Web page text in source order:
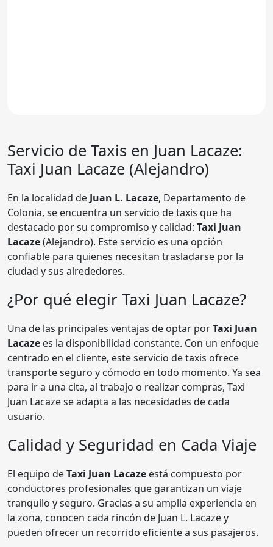
Servicio de Taxis en Juan Lacaze:
Taxi Juan Lacaze (Alejandro)
En la localidad de Juan L. Lacaze, Departamento de
Colonia, se encuentra un servicio de taxis que ha
destacado por su compromiso y calidad: Taxi Juan
Lacaze(Alejandro). Este servicio es una opción
confiable para quienes necesitan trasladarse por la
ciudad y sus alrededores.
¿Por qué elegir Taxi Juan Lacaze?
Una de las principales ventajas de optar porTaxi Juan
Lacaze es la disponibilidad constante. Con un enfoque
centrado en el cliente, este servicio de taxis ofrece
transporte seguro y cómodo en todo momento. Ya sea
para ir a una cita, al trabajo o realizar compras, Taxi
Juan Lacaze se adapta a las necesidades de cada
usuario.
Calidad y Seguridad en Cada Viaje
El equipo deTaxi Juan Lacaze está compuesto por
conductores profesionales que garantizan un viaje
tranquilo y seguro. Gracias a su amplia experiencia en
la zona, conocen cada rincón de Juan L. Lacaze y
pueden ofrecer un recorrido eficiente a sus pasajeros.